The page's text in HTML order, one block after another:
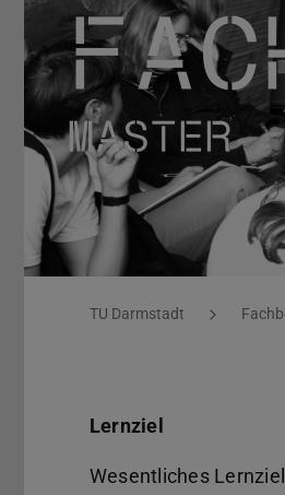
Sie befinden sich hier:
TU Darmstadt
Lernziel
Wesentliches